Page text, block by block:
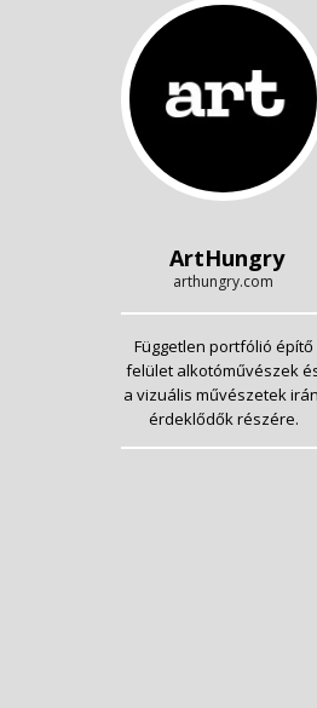
ArtHungry
arthungry.com
Független portfólió építő
felület alkotóművészek
a vizuális művészetek
érdeklődők részére.